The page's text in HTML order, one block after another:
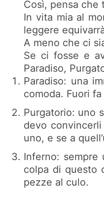
Così, pensa che
In vita mia al
leggere
A meno che ci
Se ci fosse e
Paradiso,
Paradiso: una
comoda. Fuori
Purgatorio: uno
devo convincerli
uno, e se a
Inferno:
colpa di questo
pezze al culo.